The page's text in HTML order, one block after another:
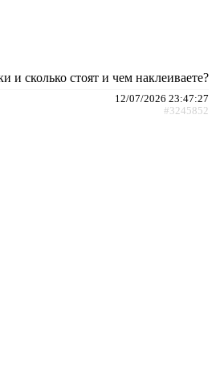
и сколько стоят и чем наклеиваете?
12/07/2026 23:47:27
#3245852